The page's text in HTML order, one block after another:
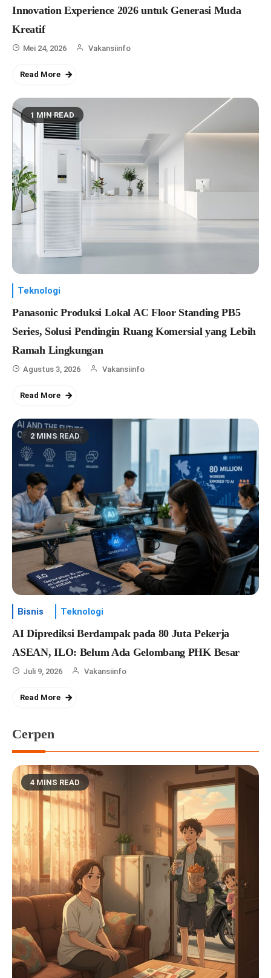
Innovation Experience 2026 untuk Generasi Muda
Kreatif
Mei 24, 2026 Vakansiinfo
Read More
1 MIN READ
Teknologi
Panasonic Produksi Lokal AC Floor Standing PB5
Series, Solusi Pendingin Ruang Komersial yang Lebih
Ramah Lingkungan
Agustus 3, 2026 Vakansiinfo
Read More
2 MINS READ
Bisnis Teknologi
AI Diprediksi Berdampak pada 80 Juta Pekerja
ASEAN, ILO: Belum Ada Gelombang PHK Besar
Juli 9, 2026 Vakansiinfo
Read More
Cerpen
4 MINS READ